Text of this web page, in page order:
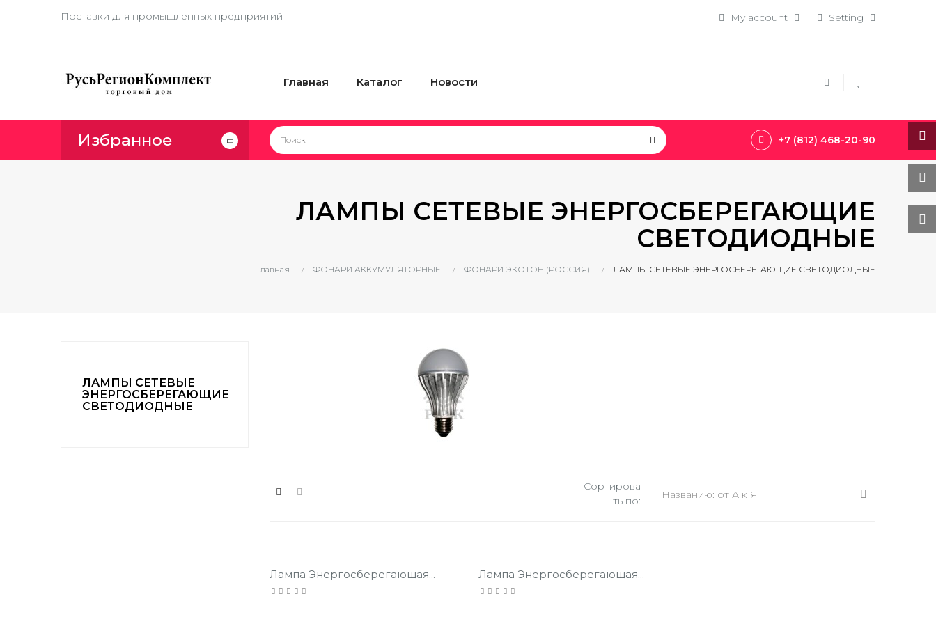
Поставки для промышленных предприятий Setting
My account
Главная Каталог Новости
Избранное +7 (812) 468-20-90
ЛАМПЫ СЕТЕВЫЕ ЭНЕРГОСБЕРЕГАЮЩИЕ
СВЕТОДИОДНЫЕ
Главная ФОНАРИ АККУМУЛЯТОРНЫЕ ФОНАРИ ЭКОТОН (РОССИЯ) ЛАМПЫ СЕТЕВЫЕ ЭНЕРГОСБЕРЕГАЮЩИЕ СВЕТОДИОДНЫЕ
ЛАМПЫ СЕТЕВЫЕ
ЭНЕРГОСБЕРЕГАЮЩИЕ
СВЕТОДИОДНЫЕ
Сортирова
ть по:
Названию: от А к Я 
Лампа Энергосберегающая... Лампа Энергосберегающая...